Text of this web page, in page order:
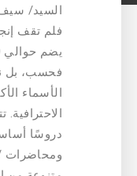
السيد/ سيف
فلم تقف
فحسب، بل
الأسماء
دروسًا
ومحاضرات